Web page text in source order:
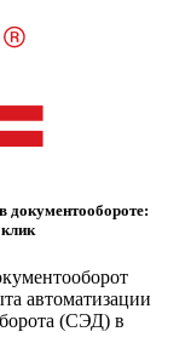
документообороте:
автоматизации
(СЭД) в